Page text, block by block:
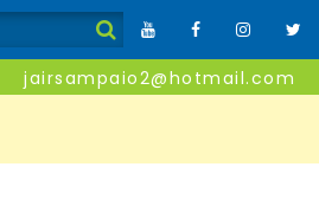
jairsampaio2@hotmail.com